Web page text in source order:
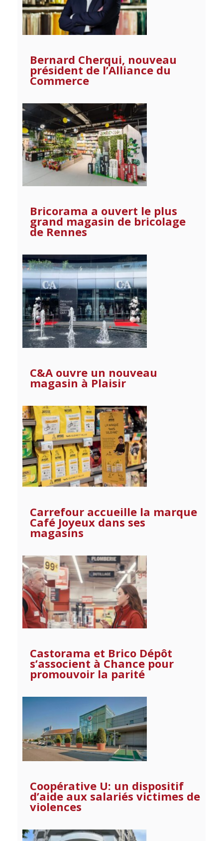
Bernard Cherqui, nouveau
président de l’Alliance du
Commerce
Bricorama a ouvert le plus
grand magasin de bricolage
de Rennes
C&A ouvre un nouveau
magasin à Plaisir
Carrefour accueille la marque
Café Joyeux dans ses
magasins
Castorama et Brico Dépôt
s’associent à Chance pour
promouvoir la parité
Coopérative U: un dispositif
d’aide aux salariés victimes de
violences